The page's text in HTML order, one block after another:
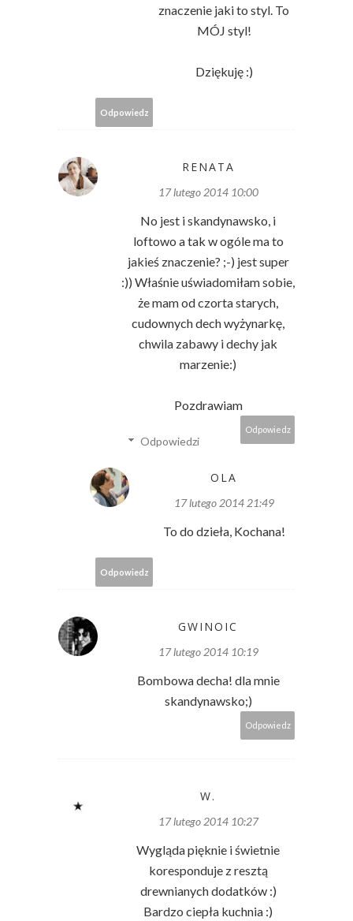
znaczenie jaki to styl. To
MÓJ styl!
Dziękuję :)
Odpowiedz
RENATA
17 lutego 2014 10:00
No jest i skandynawsko, i
loftowo a tak w ogóle ma to
jakieś znaczenie? ;-) jest super
:)) Właśnie uświadomiłam sobie,
że mam od czorta starych,
cudownych dech wyżynarkę,
chwila zabawy i dechy jak
marzenie:)
Pozdrawiam
Odpowiedz
Odpowiedzi
OLA
17 lutego 2014 21:49
To do dzieła, Kochana!
Odpowiedz
GWINOIC
17 lutego 2014 10:19
Bombowa decha! dla mnie
skandynawsko;)
Odpowiedz
W.
17 lutego 2014 10:27
Wygląda pięknie i świetnie
koresponduje z resztą
drewnianych dodatków :)
Bardzo ciepła kuchnia :)